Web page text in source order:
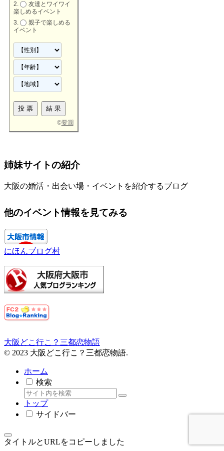
友達とワイワイ
楽しめるイベント
親子で楽しめる
イベント
©要潤
姉妹サイトの紹介
大阪の婚活・出会い場・イベントを紹介するブログ
他のイベント情報を見てみる
にほんブログ村
大阪どこ行こ？三都恋物語
© 2023 大阪どこ行こ？三都恋物語.
ホーム
検索
トップ
サイドバー
タイトルとURLをコピーしました